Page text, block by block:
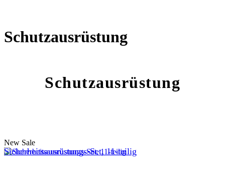
Schutzausrüstung
Schutzausrüstung
New Sale
Sicherheitsausrüstungs-Set, 11-teilig